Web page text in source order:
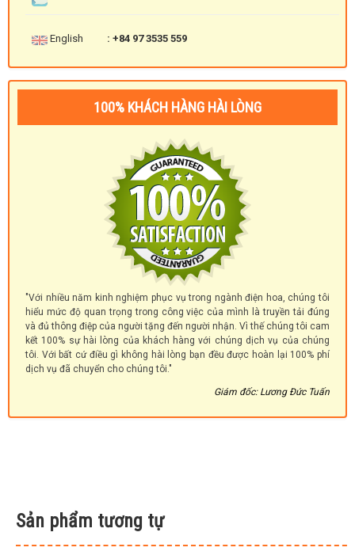
English : +84 97 3535 559
100% KHÁCH HÀNG HÀI LÒNG
"Với nhiều năm kinh nghiệm phục vụ trong ngành điện hoa, chúng tôi
hiểu mức độ quan trọng trong công việc của mình là truyền tải đúng
và đủ thông điệp của người tặng đến người nhận. Vì thế chúng tôi cam
kết 100% sự hài lòng của khách hàng với chúng dịch vụ của chúng
tôi. Với bất cứ điều gì không hài lòng bạn đều được hoàn lại 100% phí
dịch vụ đã chuyển cho chúng tôi."
Giám đốc: Lương Đức Tuấn
Sản phẩm tương tự